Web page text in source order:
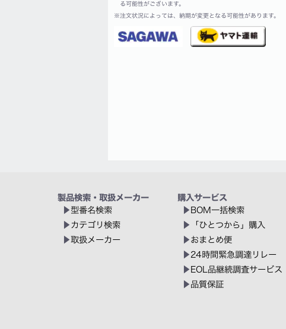
る可能性がございます。
※注文状況によっては、納期が変更となる可能性があります。
製品検索・取扱メーカー
型番名検索
カテゴリ検索
取扱メーカー
購入サービス
BOM一括検索
「ひとつから」購入
おまとめ便
24時間緊急調達リレー
EOL品継続調査サービス
品質保証